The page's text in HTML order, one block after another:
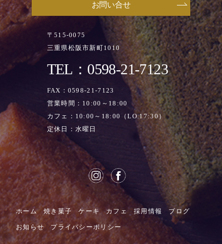
〒515-0075
三重県松阪市新町1010
TEL：0598-21-7123
FAX：0598-21-7123
営業時間：10:00～18:00
カフェ：10:00～18:00（LO.17:30）
定休日：水曜日
お問い合せ
ホーム 焼き菓子 ケーキ カフェ 採用情報 ブログ
お知らせ プライバシーポリシー